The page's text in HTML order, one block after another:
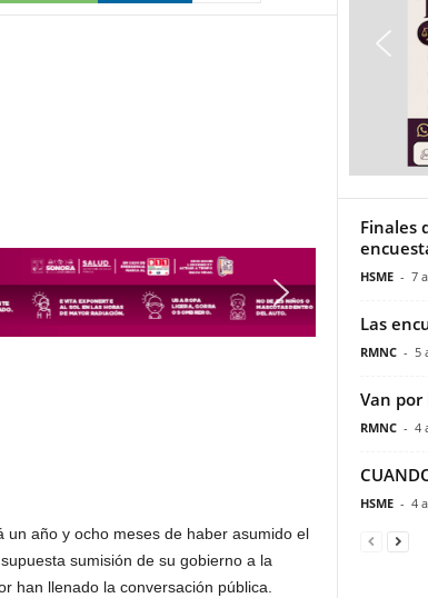
un año y ocho meses de haber asumido el
sumisión de su gobierno a la
han llenado la conversación pública.
Finales
HSME - 7
Las
RMNC - 5
Van por
RMNC - 4
HSME - 4